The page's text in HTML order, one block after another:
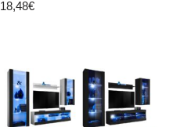
18,48€